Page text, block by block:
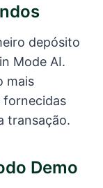
depósito
Mode AI.
mais
fornecidas
transação.
Demo